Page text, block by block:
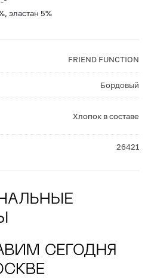
эластан 5%
FRIEND FUNCTION
Бордовый
Хлопок в составе
26421